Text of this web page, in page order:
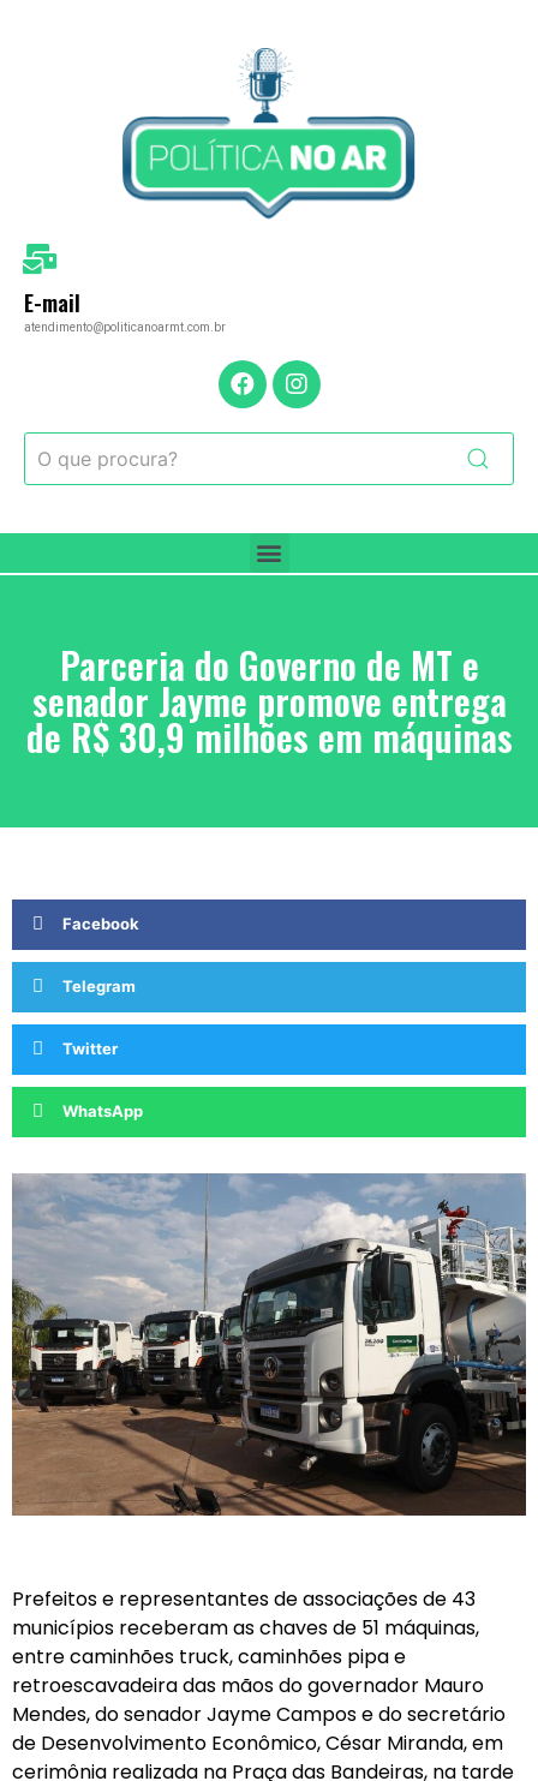
E-mail
atendimento@politicanoarmt.com.br
Parceria do Governo de MT e
senador Jayme promove entrega
de R$ 30,9 milhões em máquinas
Facebook
Telegram
Twitter
WhatsApp
Prefeitos e representantes de associações de 43
municípios receberam as chaves de 51 máquinas,
entre caminhões truck, caminhões pipa e
retroescavadeira das mãos do governador Mauro
Mendes, do senador Jayme Campos e do secretário
de Desenvolvimento Econômico, César Miranda, em
cerimônia realizada na Praça das Bandeiras, na tarde